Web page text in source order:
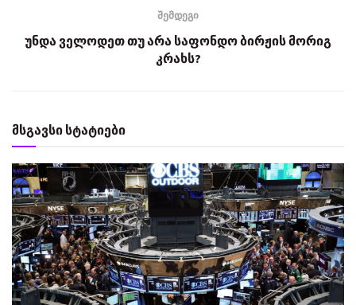
შემდეგი
უნდა ველოდეთ თუ არა საფონდო ბირჟის მორიგ
კრახს?
მსგავსი სტატიები